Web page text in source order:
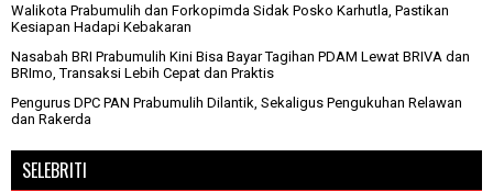
Walikota Prabumulih dan Forkopimda Sidak Posko Karhutla, Pastikan
Kesiapan Hadapi Kebakaran
Nasabah BRI Prabumulih Kini Bisa Bayar Tagihan PDAM Lewat BRIVA dan
BRImo, Transaksi Lebih Cepat dan Praktis
Pengurus DPC PAN Prabumulih Dilantik, Sekaligus Pengukuhan Relawan
dan Rakerda
SELEBRITI